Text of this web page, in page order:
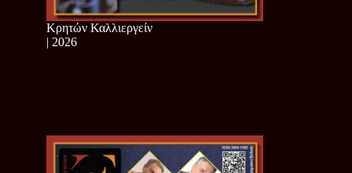
Κρητών Καλλιεργείν
| 2026